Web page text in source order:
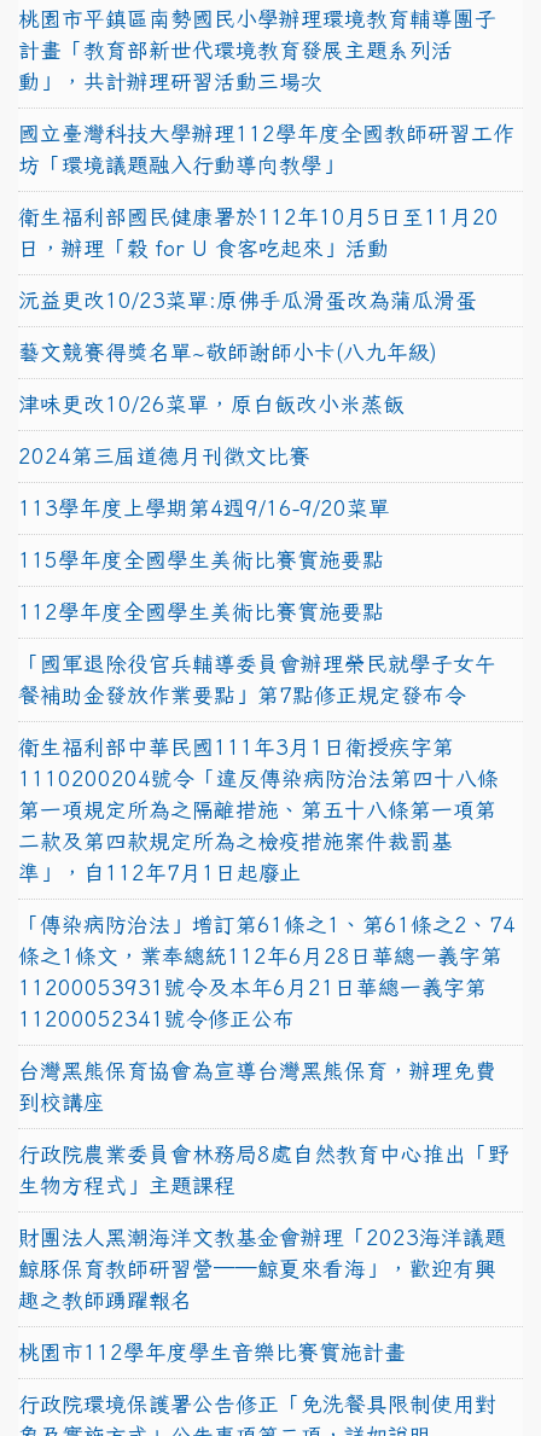
桃園市平鎮區南勢國民小學辦理環境教育輔導團子
計畫「教育部新世代環境教育發展主題系列活
動」，共計辦理研習活動三場次
國立臺灣科技大學辦理112學年度全國教師研習工作
坊「環境議題融入行動導向教學」
衛生福利部國民健康署於112年10月5日至11月20
日，辦理「穀 for U 食客吃起來」活動
沅益更改10/23菜單:原佛手瓜滑蛋改為蒲瓜滑蛋
藝文競賽得獎名單~敬師謝師小卡(八九年級)
津味更改10/26菜單，原白飯改小米蒸飯
2024第三屆道德月刊徵文比賽
113學年度上學期第4週9/16-9/20菜單
115學年度全國學生美術比賽實施要點
112學年度全國學生美術比賽實施要點
「國軍退除役官兵輔導委員會辦理榮民就學子女午
餐補助金發放作業要點」第7點修正規定發布令
衛生福利部中華民國111年3月1日衛授疾字第
1110200204號令「違反傳染病防治法第四十八條
第一項規定所為之隔離措施、第五十八條第一項第
二款及第四款規定所為之檢疫措施案件裁罰基
準」，自112年7月1日起廢止
「傳染病防治法」增訂第61條之1、第61條之2、74
條之1條文，業奉總統112年6月28日華總一義字第
11200053931號令及本年6月21日華總一義字第
11200052341號令修正公布
台灣黑熊保育協會為宣導台灣黑熊保育，辦理免費
到校講座
行政院農業委員會林務局8處自然教育中心推出「野
生物方程式」主題課程
財團法人黑潮海洋文教基金會辦理「2023海洋議題
鯨豚保育教師研習營──鯨夏來看海」，歡迎有興
趣之教師踴躍報名
桃園市112學年度學生音樂比賽實施計畫
行政院環境保護署公告修正「免洗餐具限制使用對